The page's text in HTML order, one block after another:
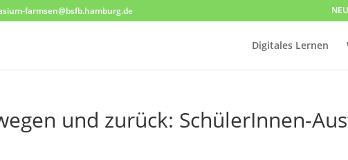
farmsen@bsfb.hamburg.de
Digitales Lernen
und zurück: SchülerInnen-